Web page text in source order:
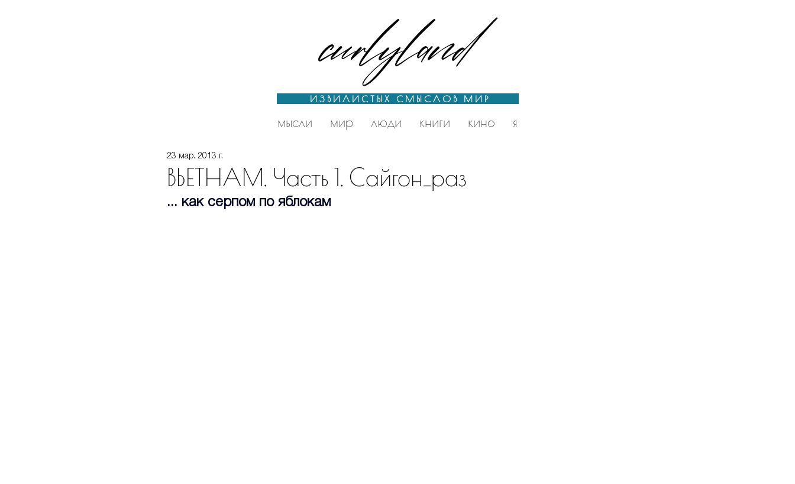
curlyland
ИЗВИЛИСТЫХ СМЫСЛОВ МИР
мысли мир люди книги кино я
ВЬЕТНАМ. Часть 1. Сайгон_раз
23 мар. 2013 г.
... как серпом по яблокам